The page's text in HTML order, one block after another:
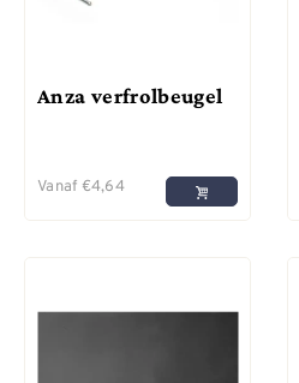
Anza verfrolbeugel
Vanaf €4,64